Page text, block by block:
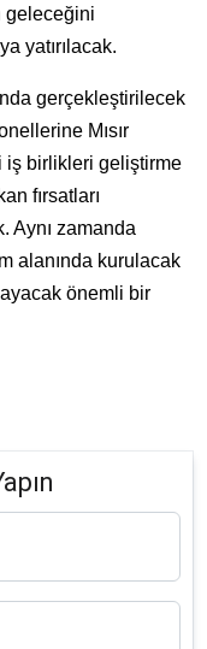
geleceğini
yatırılacak.
gerçekleştirilecek
Mısır
iş birlikleri geliştirme
fırsatları
Aynı zamanda
alanında kurulacak
önemli bir